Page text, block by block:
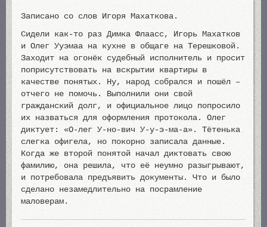
Записано со слов Игоря Махаткова.
Сидели как-то раз Димка Флаасс, Игорь Махатков
и Олег Ууэмаа на кухне в общаге на Терешковой.
Заходит на огонёк судебный исполнитель и просит
поприсутствовать на вскрытии квартиры в
качестве понятых. Ну, народ собрался и пошёл –
отчего не помочь. Выполнили они свой
гражданский долг, и официальное лицо попросило
их назваться для оформления протокола. Олег
диктует: «О-лег У-но-вич У-у-э-ма-а». Тётенька
слегка офигела, но покорно записала данные.
Когда же второй понятой начал диктовать свою
фамилию, она решила, что её неумно разыгрывают,
и потребовала предъявить документы. Что и было
сделано незамедлительно на посрамление
маловерам.